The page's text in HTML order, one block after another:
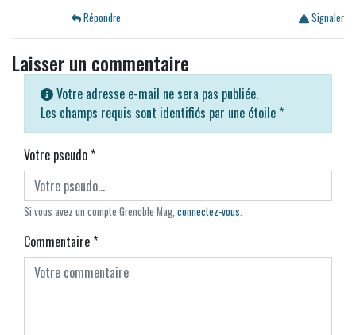
Signaler
Répondre
Laisser un commentaire
Votre adresse e-mail ne sera pas publiée.
Les champs requis sont identifiés par une étoile *
Votre pseudo*
Si vous avez un compte Grenoble Mag, connectez-vous.
Commentaire*